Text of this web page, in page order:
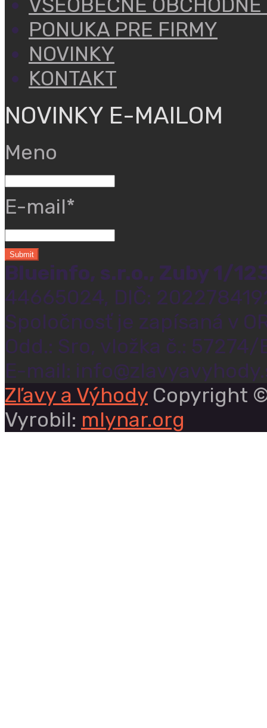
VŠEOBECNÉ
PONUKA PRE FIRMY
NOVINKY
KONTAKT
NOVINKY E-MAILOM
Meno
E-mail*
Blueinfo, s.r.o., Zuby 1/
44665024, DIČ:
Spoločnosť je zapísaná v
Odd.: Sro, vložka č.: 57274/
E-mail:
Zľavy a Výhody Copyright
Vyrobil: mlynar.org